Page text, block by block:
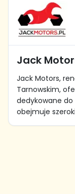
Jack
Jack Motors,
Tarnowskim,
dedykowane do
obejmuje